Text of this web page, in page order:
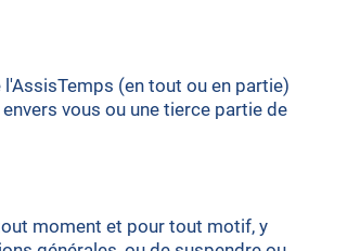
(en tout ou en partie)
vous ou une tierce partie de
moment et pour tout motif, y